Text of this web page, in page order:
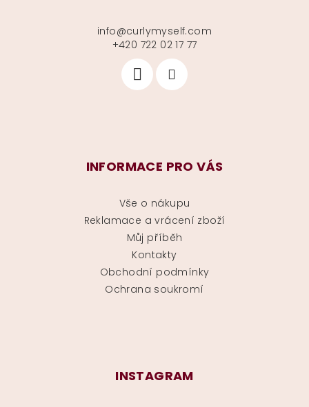
info@curlymyself.com
+420 722 02 17 77
INFORMACE PRO VÁS
Vše o nákupu
Reklamace a vrácení zboží
Můj příběh
Kontakty
Obchodní podmínky
Ochrana soukromí
INSTAGRAM